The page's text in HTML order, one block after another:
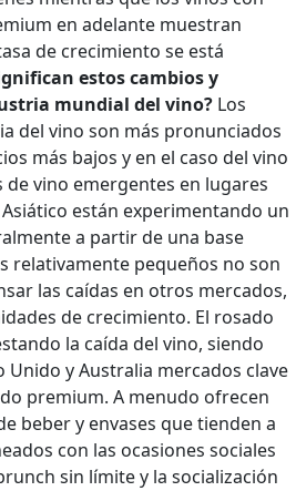
en adelante muestran
de crecimiento se está
estos cambios y
mundial del vino? Los
del vino son más pronunciados
más bajos y en el caso del vino
vino emergentes en lugares
están experimentando un
a partir de una base
relativamente pequeños no son
las caídas en otros mercados,
de crecimiento. El rosado
la caída del vino, siendo
Unido y Australia mercados clave
premium. A menudo ofrecen
beber y envases que tienden a
con las ocasiones sociales
sin límite y la socialización